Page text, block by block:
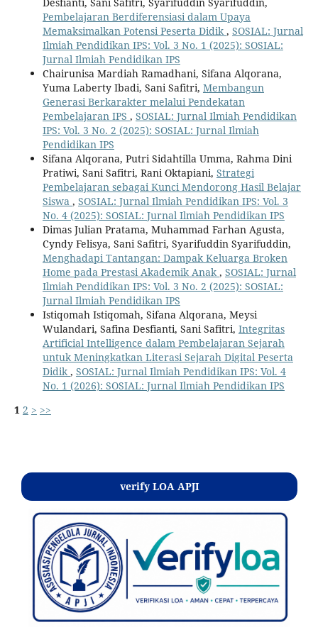
Pembelajaran Berdiferensiasi dalam Upaya
Memaksimalkan Potensi Peserta Didik , SOSIAL: Jurnal
Ilmiah Pendidikan IPS: Vol. 3 No. 1 (2025): SOSIAL:
Jurnal Ilmiah Pendidikan IPS
Chairunisa Mardiah Ramadhani, Sifana Alqorana,
Yuma Laberty Ibadi, Sani Safitri, Membangun
Generasi Berkarakter melalui Pendekatan
Pembelajaran IPS , SOSIAL: Jurnal Ilmiah Pendidikan
IPS: Vol. 3 No. 2 (2025): SOSIAL: Jurnal Ilmiah
Pendidikan IPS
Sifana Alqorana, Putri Sidahtilla Umma, Rahma Dini
Pratiwi, Sani Safitri, Rani Oktapiani, Strategi
Pembelajaran sebagai Kunci Mendorong Hasil Belajar
Siswa , SOSIAL: Jurnal Ilmiah Pendidikan IPS: Vol. 3
No. 4 (2025): SOSIAL: Jurnal Ilmiah Pendidikan IPS
Dimas Julian Pratama, Muhammad Farhan Agusta,
Cyndy Felisya, Sani Safitri, Syarifuddin Syarifuddin,
Menghadapi Tantangan: Dampak Keluarga Broken
Home pada Prestasi Akademik Anak , SOSIAL: Jurnal
Ilmiah Pendidikan IPS: Vol. 3 No. 2 (2025): SOSIAL:
Jurnal Ilmiah Pendidikan IPS
Istiqomah Istiqomah, Sifana Alqorana, Meysi
Wulandari, Safina Desfianti, Sani Safitri, Integritas
Artificial Intelligence dalam Pembelajaran Sejarah
untuk Meningkatkan Literasi Sejarah Digital Peserta
Didik , SOSIAL: Jurnal Ilmiah Pendidikan IPS: Vol. 4
No. 1 (2026): SOSIAL: Jurnal Ilmiah Pendidikan IPS
1 2 > >>
verify LOA APJI